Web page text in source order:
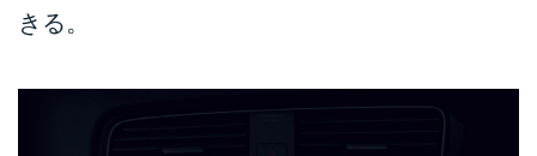
きる。